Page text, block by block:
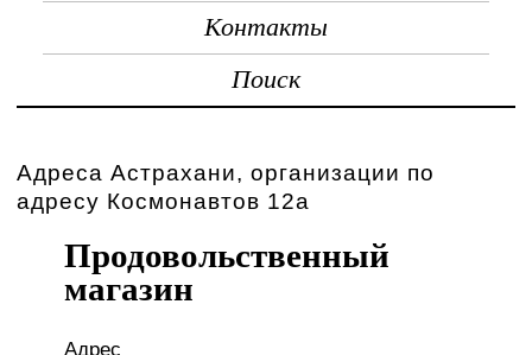
Контакты
Поиск
Адреса Астрахани, организации по
адресу Космонавтов 12а
Продовольственный
магазин
Адрес